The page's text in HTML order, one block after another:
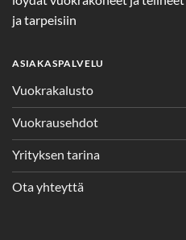
ja tarpeisiin
ASIAKASPALVELU
Vuokrakalusto
Vuokrausehdot
Yrityksen tarina
Ota yhteyttä